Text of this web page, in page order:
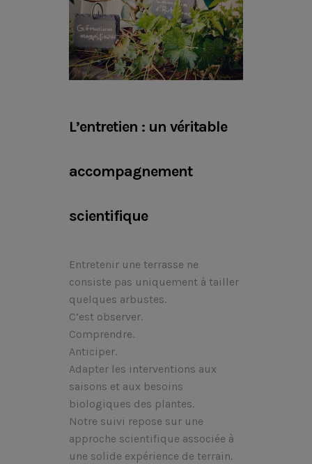
L’entretien : un véritable
accompagnement
scientifique
Entretenir une terrasse ne
consiste pas uniquement à tailler
quelques arbustes.
C’est observer.
Comprendre.
Anticiper.
Adapter les interventions aux
saisons et aux besoins
biologiques des plantes.
Notre suivi repose sur une
approche scientifique associée à
une solide expérience de terrain.